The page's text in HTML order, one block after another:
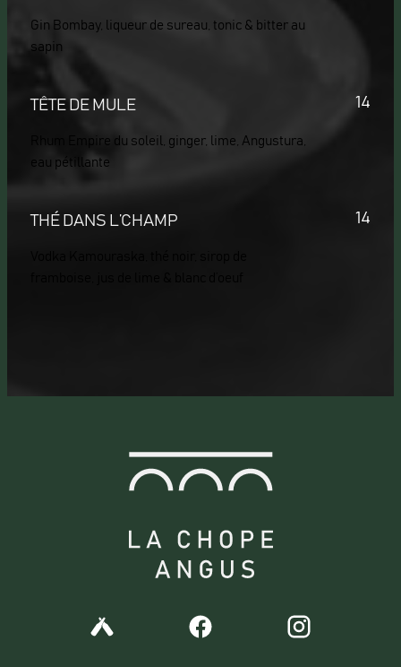
Gin Bombay, liqueur de sureau, tonic & bitter au
sapin
TÊTE DE MULE
Rhum Empire du soleil, ginger, lime, Angustura,
eau pétillante
14
THÉ DANS L’CHAMP 14